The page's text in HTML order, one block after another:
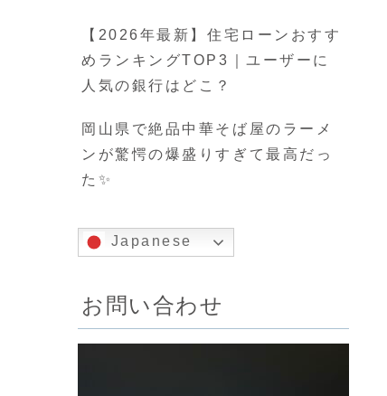
【2026年最新】住宅ローンおすす
めランキングTOP3｜ユーザーに
人気の銀行はどこ？
岡山県で絶品中華そば屋のラーメ
ンが驚愕の爆盛りすぎて最高だっ
た✨
Japanese
お問い合わせ